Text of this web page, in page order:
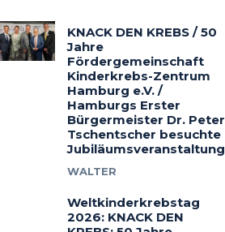
KNACK DEN KREBS / 50
Jahre
Fördergemeinschaft
Kinderkrebs-Zentrum
Hamburg e.V. /
Hamburgs Erster
Bürgermeister Dr. Peter
Tschentscher besuchte
Jubiläumsveranstaltung
WALTER
Weltkinderkrebstag
2026: KNACK DEN